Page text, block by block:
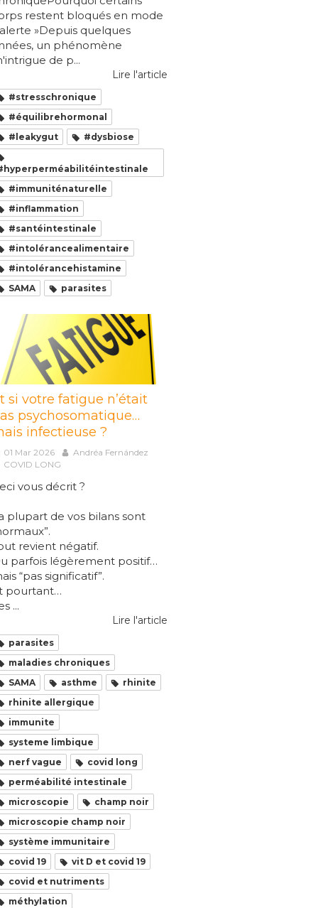
restent bloqués en mode
»Depuis quelques
un phénomène
de p...
Lire l'article
#stresschronique
#équilibrehormonal
#leakygut
#dysbiose
#immuniténaturelle
#inflammation
#santéintestinale
#intolérancealimentaire
#intolérancehistamine
SAMA
parasites
si votre fatigue n’était
psychosomatique…
infectieuse ?
01 Mar 2026
Andréa Fernández
COVID LONG
vous décrit ?
plupart de vos bilans sont
revient négatif.
parfois légèrement positif…
“pas significatif”.
pourtant…
...
Lire l'article
parasites
maladies chroniques
SAMA
asthme
rhinite
rhinite allergique
immunite
systeme limbique
nerf vague
covid long
perméabilité intestinale
microscopie
champ noir
microscopie champ noir
système immunitaire
covid 19
vit D et covid 19
covid et nutriments
méthylation